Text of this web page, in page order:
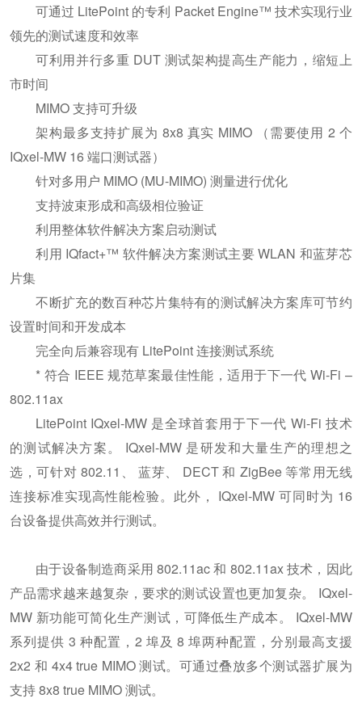
可通过 LitePoint 的专利 Packet Engine™ 技术实现行业
领先的测试速度和效率
可利用并行多重 DUT 测试架构提高生产能力，缩短上
市时间
MIMO 支持可升级
架构最多支持扩展为 8x8 真实 MIMO （需要使用 2 个
IQxel-MW 16 端口测试器）
针对多用户 MIMO (MU-MIMO) 测量进行优化
支持波束形成和高级相位验证
利用整体软件解决方案启动测试
利用 IQfact+™ 软件解决方案测试主要 WLAN 和蓝芽芯
片集
不断扩充的数百种芯片集特有的测试解决方案库可节约
设置时间和开发成本
完全向后兼容现有 LitePoint 连接测试系统
* 符合 IEEE 规范草案最佳性能，适用于下一代 Wi-Fi –
802.11ax
LitePoint IQxel-MW 是全球首套用于下一代 Wi-Fi 技术
的测试解决方案。 IQxel-MW 是研发和大量生产的理想之
选，可针对 802.11、 蓝芽、 DECT 和 ZigBee 等常用无线
连接标准实现高性能检验。此外， IQxel-MW 可同时为 16
台设备提供高效并行测试。
由于设备制造商采用 802.11ac 和 802.11ax 技术，因此
产品需求越来越复杂，要求的测试设置也更加复杂。 IQxel-
MW 新功能可简化生产测试，可降低生产成本。 IQxel-MW
系列提供 3 种配置，2 埠及 8 埠两种配置，分别最高支援
2x2 和 4x4 true MIMO 测试。可通过叠放多个测试器扩展为
支持 8x8 true MIMO 测试。